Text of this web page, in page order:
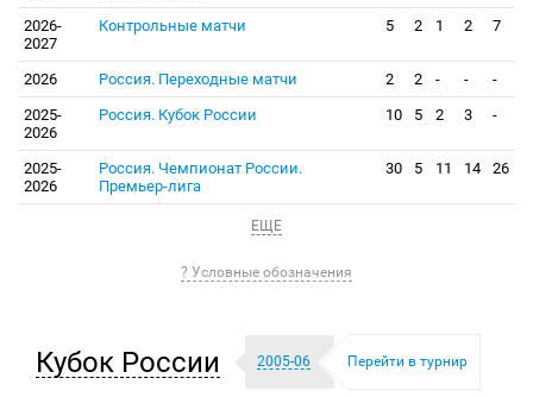
2026-
2027
Контрольные матчи 5 2 1 2 7
2026 Россия. Переходные матчи 2 2 - -
-
2025-
2026
Россия. Кубок России 10 5 2 3 -
2025-
2026
Россия. Чемпионат России.
Премьер-лига
30 5 11 14 26
ЕЩЕ
? Условные обозначения
Кубок России 2005-06 Перейти в турнир